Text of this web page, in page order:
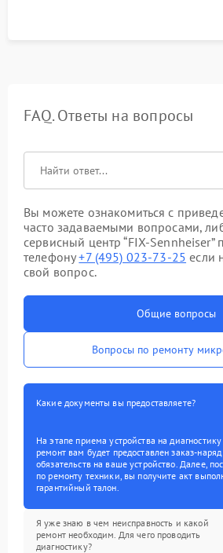
FAQ. Ответы на вопросы
Вы можете ознакомиться с
часто задаваемыми вопросами,
сервисный центр “FIX-
телефону+7 (495) 023-73-25 если
свой вопрос.
Общие вопросы
Вопросы по ремонту
Какие документы вы предоставляете?
На этапе приема устройства на
ремонт вам будет предоставлен заказ-
обязательств на ваше устройство. Далее,
по ремонту техники, вы получите акт
гарантийный талон.
Я уже знаю в чем неисправность и какой
ремонт необходим. Для чего проводить
диагностику?